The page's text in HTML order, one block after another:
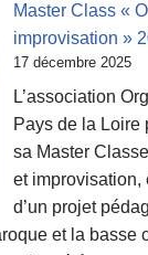
Master Class «
improvisation »
17 décembre 2025
L’association
Pays de la Loire
sa Master
et improvisation,
d’un projet
et la basse